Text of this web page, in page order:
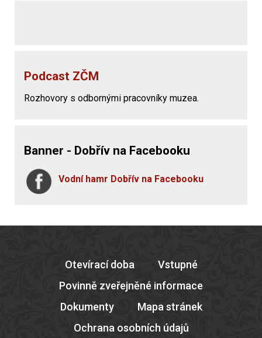
Podcast ZČM
Rozhovory s odbornými pracovníky muzea.
Banner - Dobřív na Facebooku
Vodní hamr Dobřív na Facebooku
Otevírací doba
Vstupné
Povinně zveřejněné informace
Dokumenty
Mapa stránek
Ochrana osobních údajů